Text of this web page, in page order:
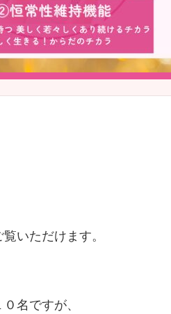
いただけます。
名ですが、